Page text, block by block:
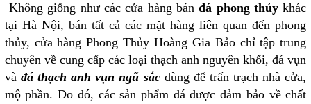
Không giống như các cửa hàng bánđá phong thủykhác
tại Hà Nội, bán tất cả các mặt hàng liên quan đến phong
thủy, cửa hàng Phong Thủy Hoàng Gia Bảo chỉ tập trung
chuyên về cung cấp các loại thạch anh nguyên khối, đá vụn
và đá thạch anh vụn ngũ sắcdùng để trấn trạch nhà cửa,
mộ phần. Do đó, các sản phẩm đá được đảm bảo về chất